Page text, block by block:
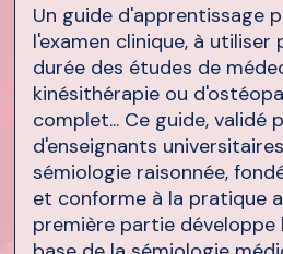
Un guide d'apprentissage
l'examen clinique, à
durée des études de
kinésithérapie ou
complet... Ce guide, validé
d'enseignants
sémiologie raisonnée,
et conforme à la pratique
première partie développe